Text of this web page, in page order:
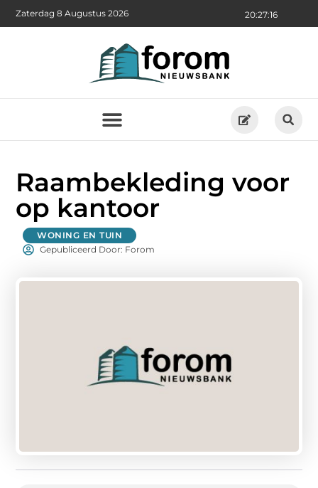
20:27:18
Zaterdag 8 Augustus 2026
Raambekleding voor
op kantoor
WONING EN TUIN
Gepubliceerd Door: Forom